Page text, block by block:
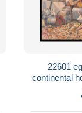
22601
continental